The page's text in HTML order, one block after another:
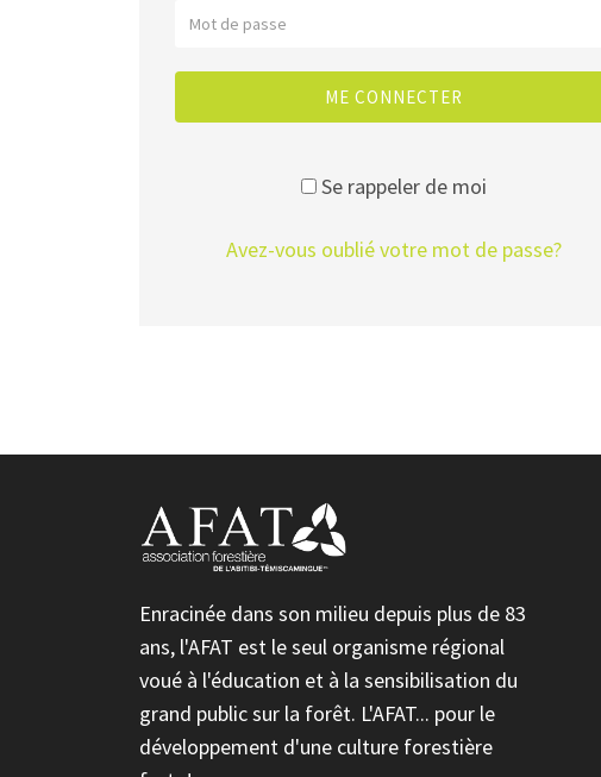
ME CONNECTER
Se rappeler de moi
Avez-vous oublié votre mot de passe?
Enracinée dans son milieu depuis plus de 83
ans, l'AFAT est le seul organisme régional
voué à l'éducation et à la sensibilisation du
grand public sur la forêt. L'AFAT... pour le
développement d'une culture forestière